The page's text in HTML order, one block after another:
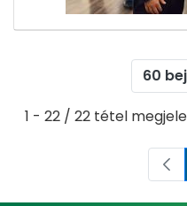
60
1 - 22 / 22 tétel